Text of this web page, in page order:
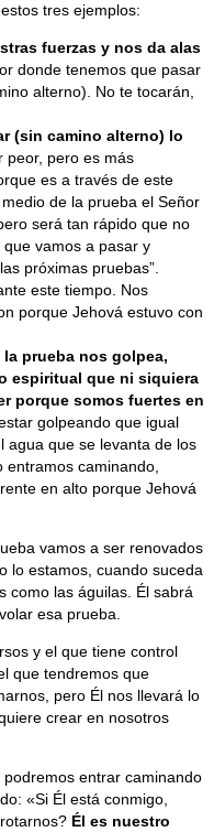
tres ejemplos:
fuerzas y nos da alas
donde tenemos que pasar
alterno). No te tocarán,
(sin camino alterno) lo
peor, pero es más
es a través de este
de la prueba el Señor
será tan rápido que no
vamos a pasar y
próximas pruebas”.
este tiempo. Nos
porque Jehová estuvo con
prueba nos golpea,
espiritual que ni siquiera
porque somos fuertes en
golpeando que igual
agua que se levanta de los
caminando,
en alto porque Jehová
vamos a ser renovados
lo estamos, cuando suceda
como las águilas. Él sabrá
esa prueba.
y el que tiene control
que tendremos que
pero Él nos llevará lo
crear en nosotros
entrar caminando
«Si Él está conmigo,
Él es nuestro